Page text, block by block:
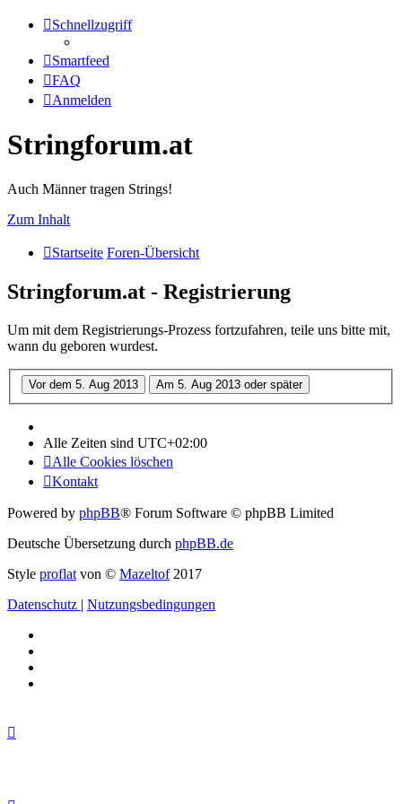
Schnellzugriff
Smartfeed
FAQ
Anmelden
Stringforum.at
Auch Männer tragen Strings!
Zum Inhalt
Startseite Foren-Übersicht
Stringforum.at - Registrierung
Um mit dem Registrierungs-Prozess fortzufahren, teile uns bitte mit,
wann du geboren wurdest.
Alle Zeiten sind UTC+02:00
Alle Cookies löschen
Kontakt
Powered by phpBB® Forum Software © phpBB Limited
Deutsche Übersetzung durch phpBB.de
Style proflat von © Mazeltof2017
Datenschutz | Nutzungsbedingungen